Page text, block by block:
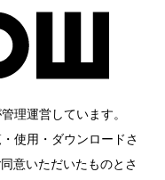
理運営しています。
使用・ダウンロードさ
意いただいたものとさ